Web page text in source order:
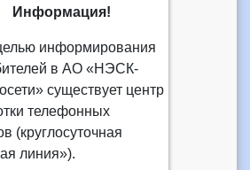
Информация!
информирования
в АО «НЭСК-
существует центр
телефонных
(круглосуточная
линия»).